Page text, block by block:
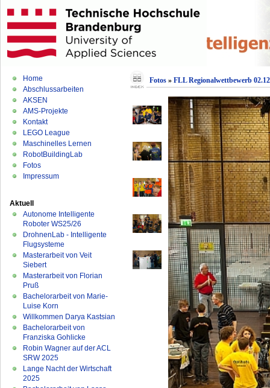
Home
Abschlussarbeiten
AKSEN
AMS-Projekte
Kontakt
LEGO League
Maschinelles Lernen
RobotBuildingLab
Fotos
Impressum
Aktuell
Autonome Intelligente
Roboter WS25/26
DrohnenLab - Intelligente
Flugsysteme
Masterarbeit von Veit
Siebert
Masterarbeit von Florian
Pruß
Bachelorarbeit von Marie-
Luise Korn
Willkommen Darya Kastsian
Bachelorarbeit von
Franziska Gohlicke
Robin Wagner auf der ACL
SRW 2025
Lange Nacht der Wirtschaft
2025
Fotos» FLL Regionalwettbewerb